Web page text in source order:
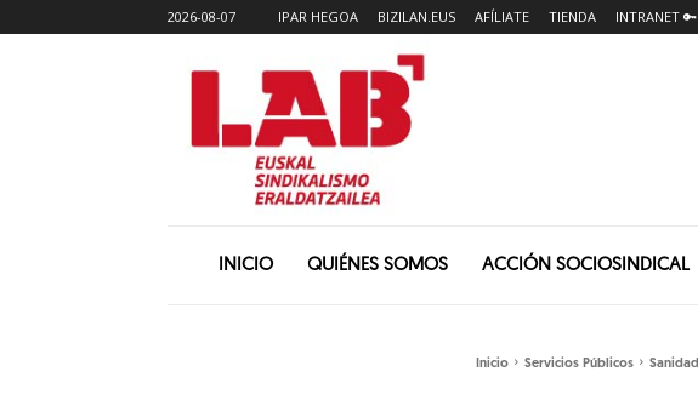
2026-08-07 IPAR HEGOA BIZILAN.EUS AFÍLIATE TIENDA INTRANET 🔑
INICIO QUIÉNES SOMOS ACCIÓN SOCIOSINDICAL
Inicio Servicios Públicos Sanidad